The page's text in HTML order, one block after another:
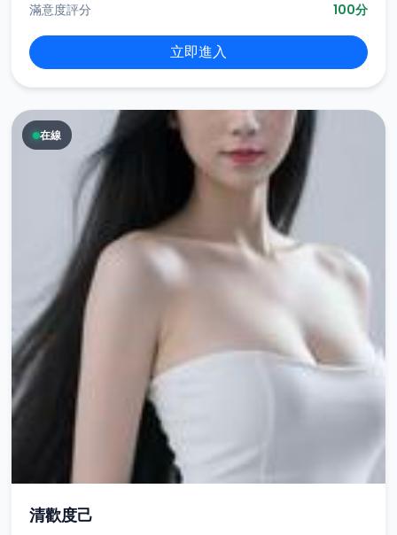
滿意度評分
100分
立即進入
在線
清歡度己